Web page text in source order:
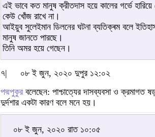
এই ভাবে কত মানুষ ক্রীতদাস হয়ে কালের গর্ভে হারিয়ে
কেউ খোঁজ রাখে না।
আইয়ুব সুলেইমান ডিলনের ঘটনা ব্যতিক্ৰম বলে
মানুষ জানতে পারছে।
তিনি অমর হয়ে গেছেন।
৭|
০৮ ই জুন, ২০২০ দুপুর ১২:০২
পদ্মপুকুর বলেছেন: পাশ্চাত্যের দাসব্যবসা ও ক্রমাগত
দুর্দশার একটা কারণ বলে মনে হয়।
০৮ ই জুন, ২০২০ রাত ১০:০৫